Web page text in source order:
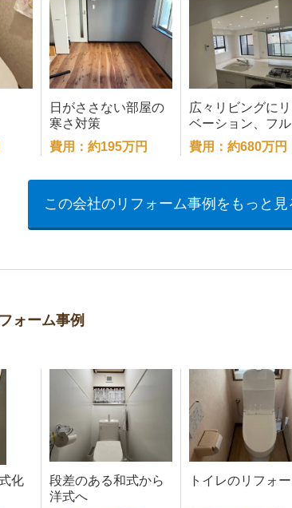
日がささない部屋の
寒さ対策
費用：約195万円
広々リビングにリ
ベーション、フル
フォーム
費用：約680万円
この会社のリフォーム事例をもっと見
ォーム事例
化
段差のある和式から
洋式へ
トイレのリフォ